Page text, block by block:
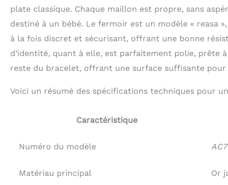
plate classique. Chaque maillon est propre, sans
destiné à un bébé. Le fermoir est un modèle « reasa
à la fois discret et sécurisant, offrant une bonne
d’identité, quant à elle, est parfaitement polie, prête
reste du bracelet, offrant une surface suffisante
Voici un résumé des spécifications techniques pour
Caractéristique
Numéro du modèle
Matériau principal Or